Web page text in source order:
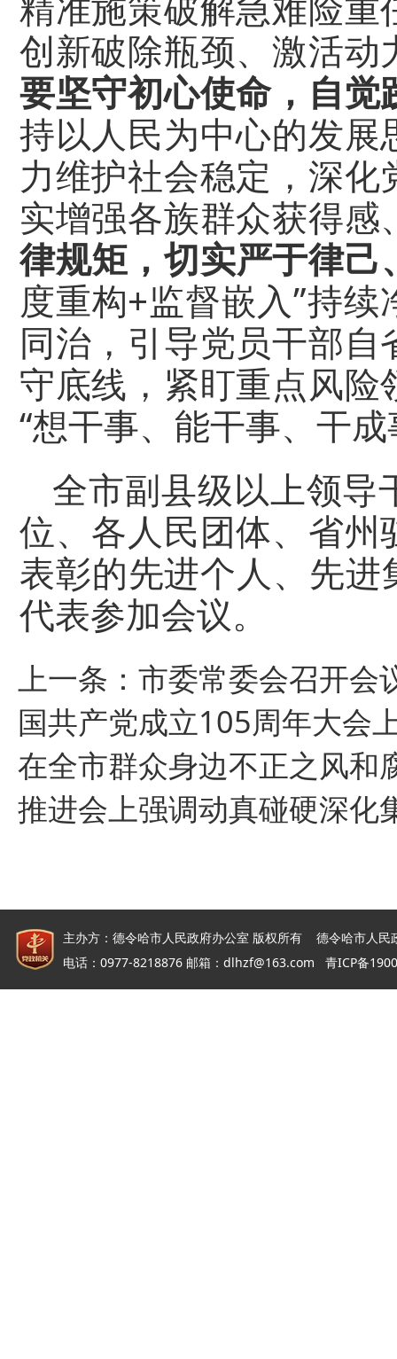
创新破除瓶颈、激活
要坚守初心使命，自
持以人民为中心的发
力维护社会稳定，深
实增强各族群众获得
律规矩，切实严于律己
度重构+监督嵌入”持
同治，引导党员干部
守底线，紧盯重点风
“想干事、能干事、干
全市副县级以上领导
位、各人民团体、省
表彰的先进个人、先进
代表参加会议。
上一条： 市委常委会召开会
国共产党成立105周年大会
在全市群众身边不正之风和
推进会上强调动真碰硬深化
主办方：德令哈市人民政府办公室 版权所有 德令哈市人
电话：0977-8218876 邮箱：dlhzf@163.com 青ICP备